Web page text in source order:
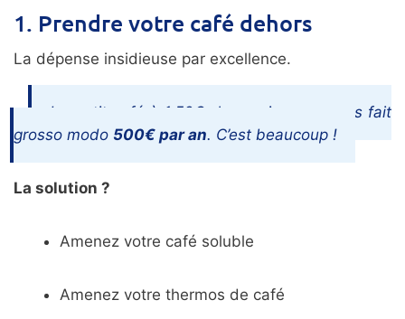
1. Prendre votre café dehors
La dépense insidieuse par excellence.
Le petit café à 1,50€ chaque jour, ça nous fait
grosso modo 500€ par an. C’est beaucoup !
La solution ?
Amenez votre café soluble
Amenez votre thermos de café